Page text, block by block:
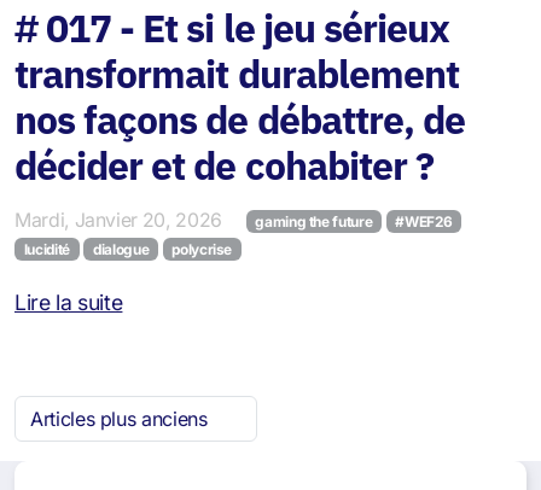
# 017 - Et si le jeu sérieux
transformait durablement
nos façons de débattre, de
décider et de cohabiter ?
Mardi, Janvier 20, 2026 gaming the future
#WEF26
lucidité
dialogue polycrise
Lire la suite
Articles plus anciens